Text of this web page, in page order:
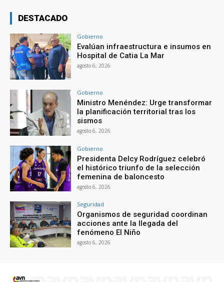
DESTACADO
Gobierno
Evalúan infraestructura e insumos en
Hospital de Catia La Mar
agosto 6, 2026
Gobierno
Ministro Menéndez: Urge transformar
la planificación territorial tras los
sismos
agosto 6, 2026
Gobierno
Presidenta Delcy Rodríguez celebró
el histórico triunfo de la selección
femenina de baloncesto
agosto 6, 2026
Seguridad
Organismos de seguridad coordinan
acciones ante la llegada del
fenómeno El Niño
agosto 6, 2026